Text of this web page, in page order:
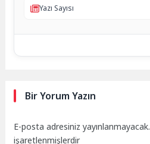
Yazı Sayısı
Bir Yorum Yazın
E-posta adresiniz yayınlanmayacak.
işaretlenmişlerdir